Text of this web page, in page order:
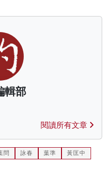
輯部
閱讀所有文章
問 詠春 葉準 黃匡中